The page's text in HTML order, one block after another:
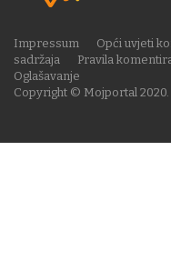
Copyright © Mojportal
Impressum Opći uvjeti
sadržaja
Pravila
Oglašavanje